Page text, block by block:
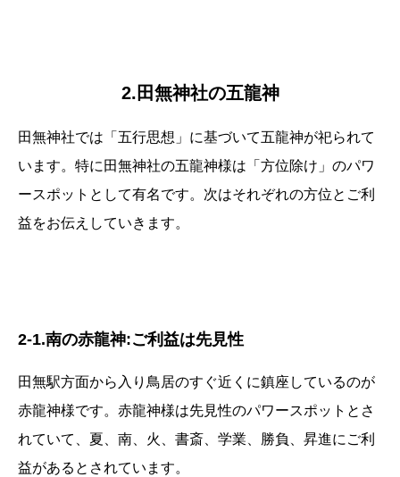
2.田無神社の五龍神
田無神社では「五行思想」に基づいて五龍神が祀られて
います。特に田無神社の五龍神様は「方位除け」のパワ
ースポットとして有名です。次はそれぞれの方位とご利
益をお伝えしていきます。
2-1.南の赤龍神:ご利益は先見性
田無駅方面から入り鳥居のすぐ近くに鎮座しているのが
赤龍神様です。赤龍神様は先見性のパワースポットとさ
れていて、夏、南、火、書斎、学業、勝負、昇進にご利
益があるとされています。